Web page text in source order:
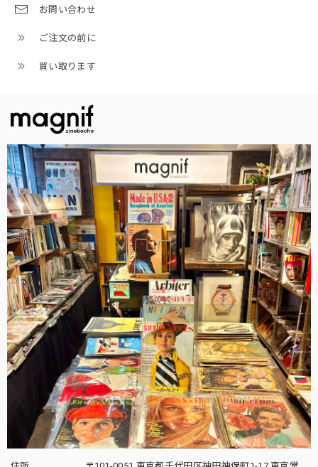
お問い合わせ
ご注文の前に
買い取ります